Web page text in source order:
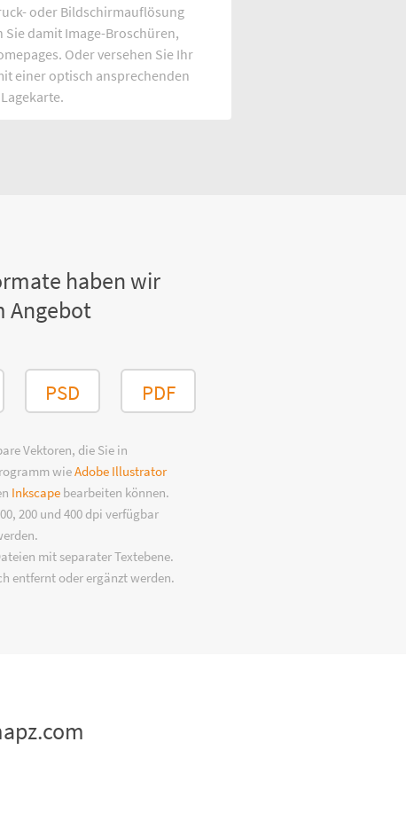
oder Bildschirmauflösung
Sie damit Image-Broschüren,
Oder versehen Sie Ihr
einer optisch ansprechenden
Lagekarte.
haben wir
Angebot
PSD PDF
Vektoren, die Sie in
wieAdobe Illustrator
Inkscape bearbeiten können.
200 und 400 dpi verfügbar
mit separater Textebene.
entfernt oder ergänzt werden.